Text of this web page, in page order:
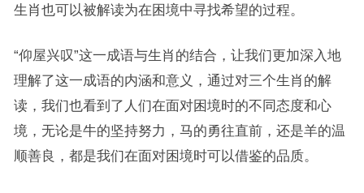
生肖也可以被解读为在困境中寻找希望的过程。
“仰屋兴叹”这一成语与生肖的结合，让我们更加深入地
理解了这一成语的内涵和意义，通过对三个生肖的解
读，我们也看到了人们在面对困境时的不同态度和心
境，无论是牛的坚持努力，马的勇往直前，还是羊的温
顺善良，都是我们在面对困境时可以借鉴的品质。